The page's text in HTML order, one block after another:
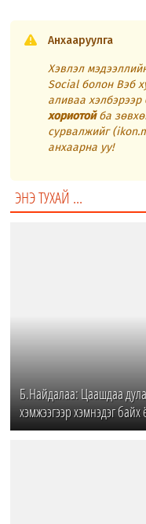
Анхааруулга
Хэвлэл
Social болон Вэб
аливаа хэлбэрээр
хориотойба
сурвалжийг
анхаарна уу!
ЭНЭ ТУХАЙ ...
Б.Найдалаа: Цаашдаа
хэмжээгээр хэмнэдэг байх